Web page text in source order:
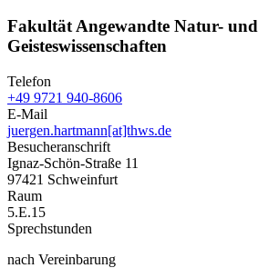
Fakultät Angewandte Natur- und
Geisteswissenschaften
Telefon
+49 9721 940-8606
E-Mail
juergen.hartmann[at]thws.de
Besucheranschrift
Ignaz-Schön-Straße 11
97421 Schweinfurt
Raum
5.E.15
Sprechstunden
nach Vereinbarung